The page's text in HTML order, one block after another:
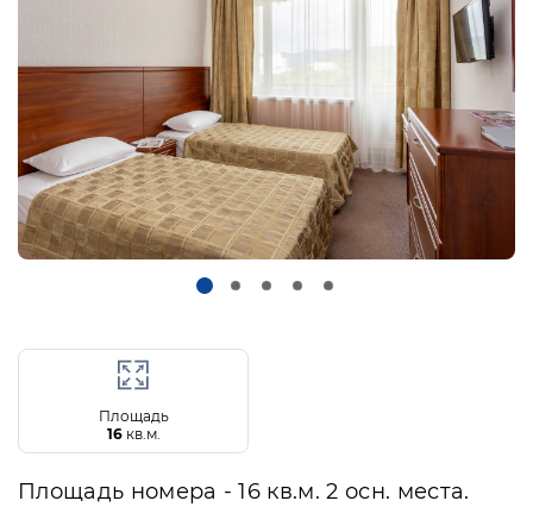
Площадь
16кв.м.
Площадь номера - 16 кв.м. 2 осн. места.